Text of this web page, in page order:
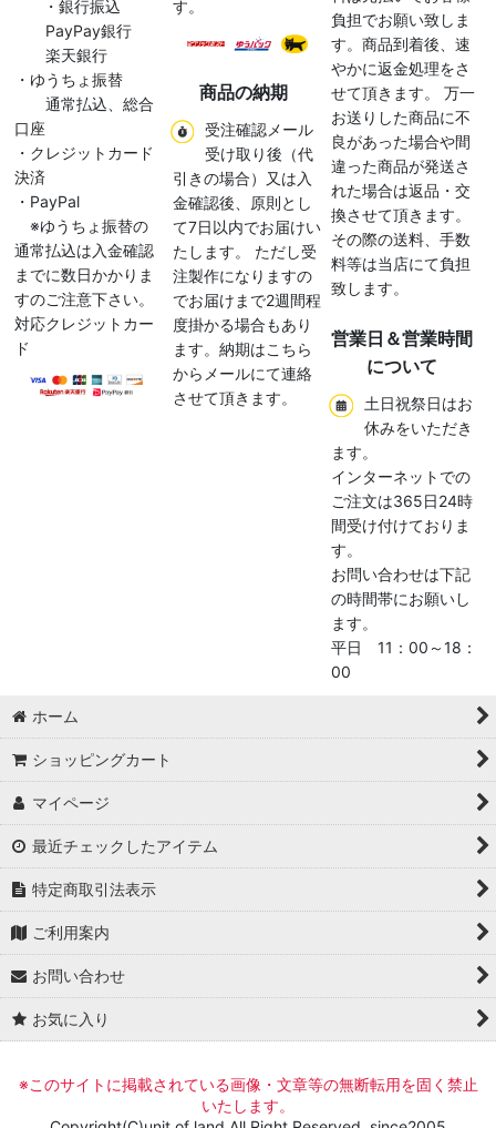
・銀行振込
PayPay銀行
楽天銀行
・ゆうちょ振替
通常払込、総合
口座
・クレジットカード
決済
・PayPal
※ゆうちょ振替の
通常払込は入金確認
までに数日かかりま
すのご注意下さい。
対応クレジットカー
ド
す。
商品の納期
受注確認メール
受け取り後（代
引きの場合）又は入
金確認後、原則とし
て7日以内でお届けい
たします。 ただし受
注製作になりますの
でお届けまで2週間程
度掛かる場合もあり
ます。納期はこちら
からメールにて連絡
させて頂きます。
負担でお願い致しま
す。商品到着後、速
やかに返金処理をさ
せて頂きます。 万一
お送りした商品に不
良があった場合や間
違った商品が発送さ
れた場合は返品・交
換させて頂きます。
その際の送料、手数
料等は当店にて負担
致します。
営業日＆営業時間
について
土日祝祭日はお
休みをいただき
ます。
インターネットでの
ご注文は365日24時
間受け付けておりま
す。
お問い合わせは下記
の時間帯にお願いし
ます。
平日 11：00～18：
00
ホーム
ショッピングカート
マイページ
最近チェックしたアイテム
特定商取引法表示
ご利用案内
お問い合わせ
お気に入り
※このサイトに掲載されている画像・文章等の無断転用を固く禁止
いたします。